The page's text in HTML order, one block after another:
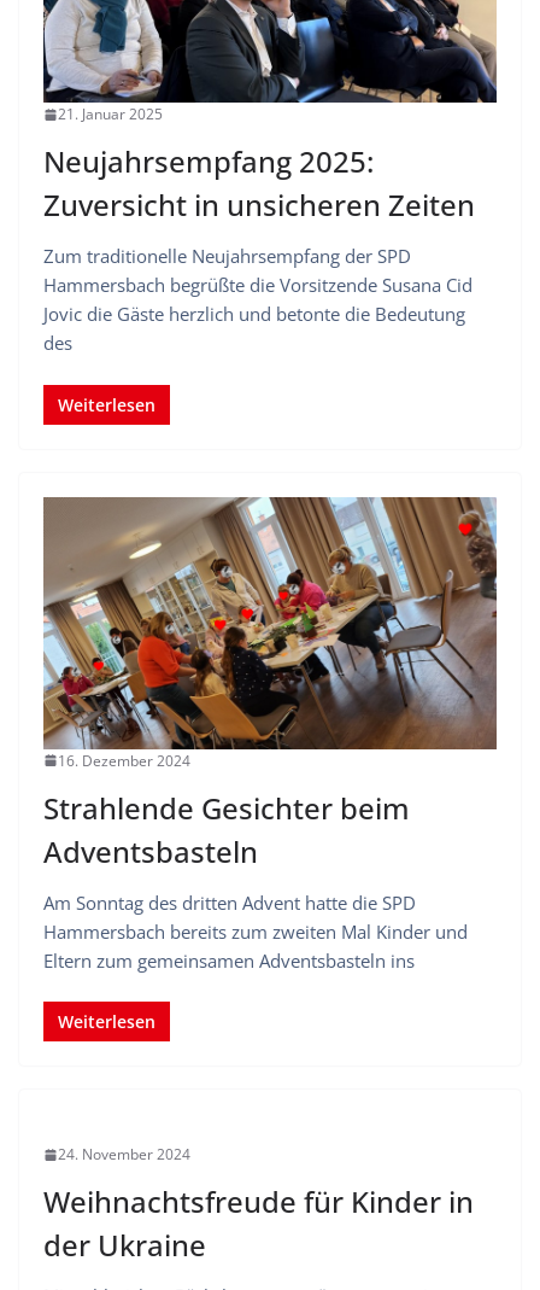
21. Januar 2025
Neujahrsempfang 2025:
Zuversicht in unsicheren Zeiten
Zum traditionelle Neujahrsempfang der SPD
Hammersbach begrüßte die Vorsitzende Susana Cid
Jovic die Gäste herzlich und betonte die Bedeutung
des
Weiterlesen
16. Dezember 2024
Strahlende Gesichter beim
Adventsbasteln
Am Sonntag des dritten Advent hatte die SPD
Hammersbach bereits zum zweiten Mal Kinder und
Eltern zum gemeinsamen Adventsbasteln ins
Weiterlesen
24. November 2024
Weihnachtsfreude für Kinder in
der Ukraine